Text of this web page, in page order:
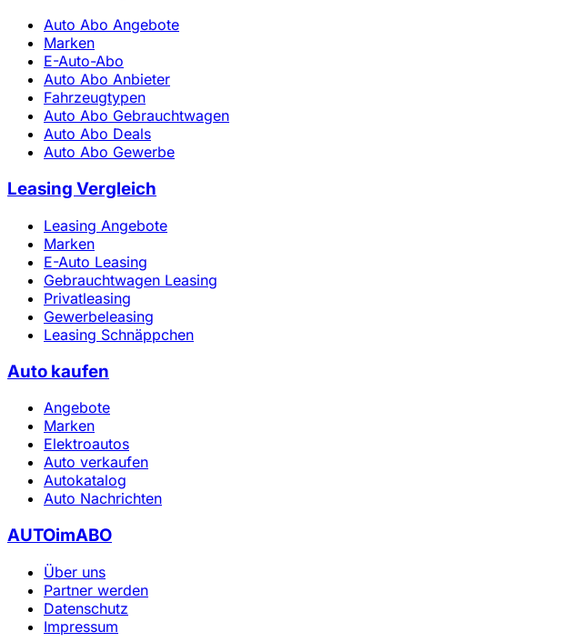
Auto Abo Angebote
Marken
E-Auto-Abo
Auto Abo Anbieter
Fahrzeugtypen
Auto Abo Gebrauchtwagen
Auto Abo Deals
Auto Abo Gewerbe
Leasing Vergleich
Leasing Angebote
Marken
E-Auto Leasing
Gebrauchtwagen Leasing
Privatleasing
Gewerbeleasing
Leasing Schnäppchen
Auto kaufen
Angebote
Marken
Elektroautos
Auto verkaufen
Autokatalog
Auto Nachrichten
AUTOimABO
Über uns
Partner werden
Datenschutz
Impressum